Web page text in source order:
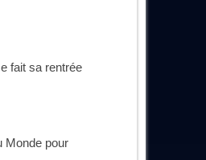
fait sa rentrée
Monde pour